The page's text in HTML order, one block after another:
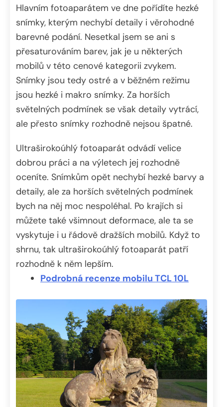
Hlavním fotoaparátem ve dne pořídíte hezké
snímky, kterým nechybí detaily i věrohodné
barevné podání. Nesetkal jsem se ani s
přesaturováním barev, jak je u některých
mobilů v této cenové kategorii zvykem.
Snímky jsou tedy ostré a v běžném režimu
jsou hezké i makro snímky. Za horších
světelných podmínek se však detaily vytrácí,
ale přesto snímky rozhodně nejsou špatné.
Ultraširokoúhlý fotoaparát odvádí velice
dobrou práci a na výletech jej rozhodně
oceníte. Snímkům opět nechybí hezké barvy a
detaily, ale za horších světelných podmínek
bych na něj moc nespoléhal. Po krajích si
můžete také všimnout deformace, ale ta se
vyskytuje i u řádově dražších mobilů. Když to
shrnu, tak ultraširokoúhlý fotoaparát patří
rozhodně k něm lepším.
Podrobná recenze mobilu TCL 10L